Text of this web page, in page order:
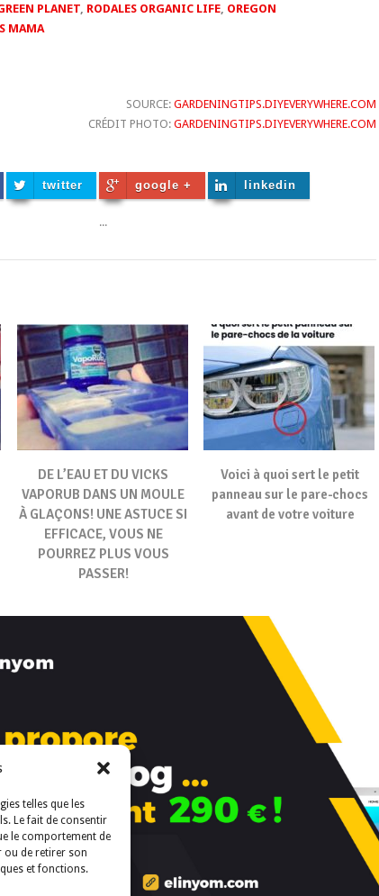
telles que les
Le fait de consentir
le comportement de
ou de retirer son
et fonctions.
PLANET RODALES ORGANIC LIFE OREGON
MAMA
SOURCE:GARDENINGTIPS.DIYEVERYWHERE.COM
CRÉDIT PHOTO:GARDENINGTIPS.DIYEVERYWHERE.COM
twitter google + linkedin
...
DE L’EAU ET DU VICKS
VAPORUB DANS UN MOULE
À GLAÇONS! UNE ASTUCE SI
EFFICACE, VOUS NE
POURREZ PLUS VOUS
PASSER!
Voici à quoi sert le petit
panneau sur le pare-chocs
avant de votre voiture